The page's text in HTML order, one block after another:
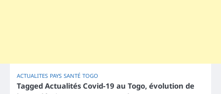
ACTUALITES PAYS SANTÉ TOGO
Tagged Actualités Covid-19 au Togo, évolution de